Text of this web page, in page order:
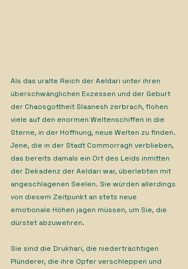
Als das uralte Reich der Aeldari unter ihren
überschwänglichen Exzessen und der Geburt
der Chaosgottheit Slaanesh zerbrach, flohen
viele auf den enormen Weltenschiffen in die
Sterne, in der Hoffnung, neue Welten zu finden.
Jene, die in der Stadt Commorragh verblieben,
das bereits damals ein Ort des Leids inmitten
der Dekadenz der Aeldari war, überlebten mit
angeschlagenen Seelen. Sie würden allerdings
von diesem Zeitpunkt an stets neue
emotionale Höhen jagen müssen, um Sie, die
dürstet abzuwehren.
Sie sind die Drukhari, die niederträchtigen
Plünderer, die ihre Opfer verschleppen und